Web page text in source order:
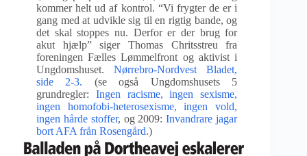
kommer helt ud af kontrol. “Vi frygter de er i
gang med at udvikle sig til en rigtig bande, og
det skal stoppes nu. Derfor er der brug for
akut hjælp” siger Thomas Chritsstreu fra
foreningen Fælles Lømmelfront og aktivist i
Ungdomshuset.Nørrebro-Nordvest Bladet,
side 2-3. (se også Ungdomshusets 5
grundregler: Ingen racisme, ingen sexisme,
ingen homofobi-heterosexisme, ingen vold,
ingen hårde stoffer, og 2009:Invandrare jagar
bort AFA från Rosengård.)